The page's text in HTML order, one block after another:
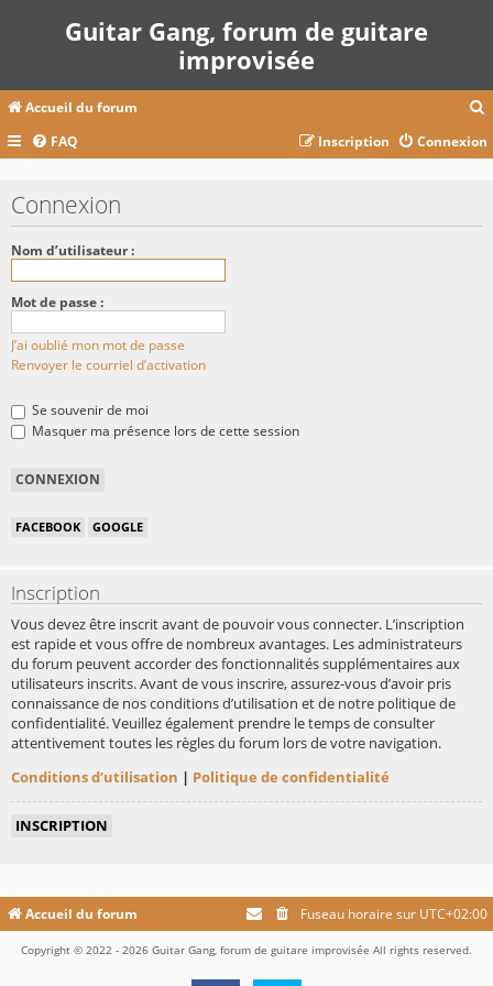
Guitar Gang, forum de guitare
improvisée
Accueil du forum
c
FAQ Connexion
Inscription
Connexion
Nom d’utilisateur :
Mot de passe :
J’ai oublié mon mot de passe
Renvoyer le courriel d’activation
Se souvenir de moi
Masquer ma présence lors de cette session
FACEBOOK GOOGLE
Inscription
Vous devez être inscrit avant de pouvoir vous connecter. L’inscription
est rapide et vous offre de nombreux avantages. Les administrateurs
du forum peuvent accorder des fonctionnalités supplémentaires aux
utilisateurs inscrits. Avant de vous inscrire, assurez-vous d’avoir pris
connaissance de nos conditions d’utilisation et de notre politique de
confidentialité. Veuillez également prendre le temps de consulter
attentivement toutes les règles du forum lors de votre navigation.
Conditions d’utilisation | Politique de confidentialité
INSCRIPTION
Accueil du forum Fuseau horaire sur UTC+02:00
Copyright © 2022 - 2026 Guitar Gang, forum de guitare improvisée All rights reserved.